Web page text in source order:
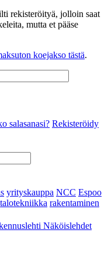
rekisteröityä, jolloin saat
mutta et pääse
koejakso tästä.
salasanasi? Rekisteröidy
yrityskauppa NCC Espoo
talotekniikka rakentaminen
Näköislehdet